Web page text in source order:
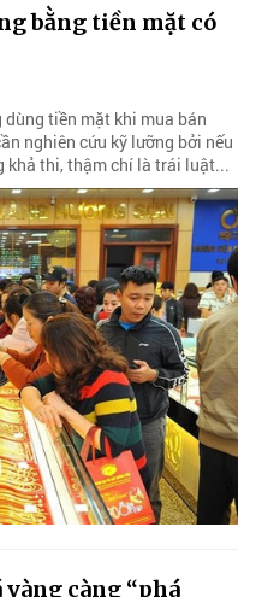
bằng tiền mặt có
dùng tiền mặt khi mua bán
nghiên cứu kỹ lưỡng bởi nếu
khả thi, thậm chí là trái luật...
vàng càng “phá